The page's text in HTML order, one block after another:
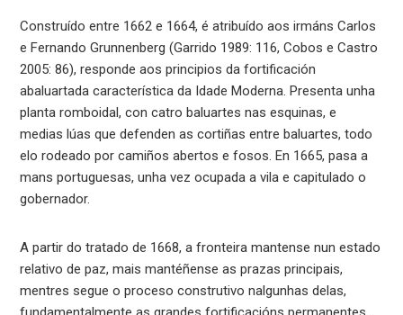
Construído entre 1662 e 1664, é atribuído aos irmáns Carlos
e Fernando Grunnenberg (Garrido 1989: 116, Cobos e Castro
2005: 86), responde aos principios da fortificación
abaluartada característica da Idade Moderna. Presenta unha
planta romboidal, con catro baluartes nas esquinas, e
medias lúas que defenden as cortiñas entre baluartes, todo
elo rodeado por camiños abertos e fosos. En 1665, pasa a
mans portuguesas, unha vez ocupada a vila e capitulado o
gobernador.
A partir do tratado de 1668, a fronteira mantense nun estado
relativo de paz, mais mantéñense as prazas principais,
mentres segue o proceso construtivo nalgunhas delas,